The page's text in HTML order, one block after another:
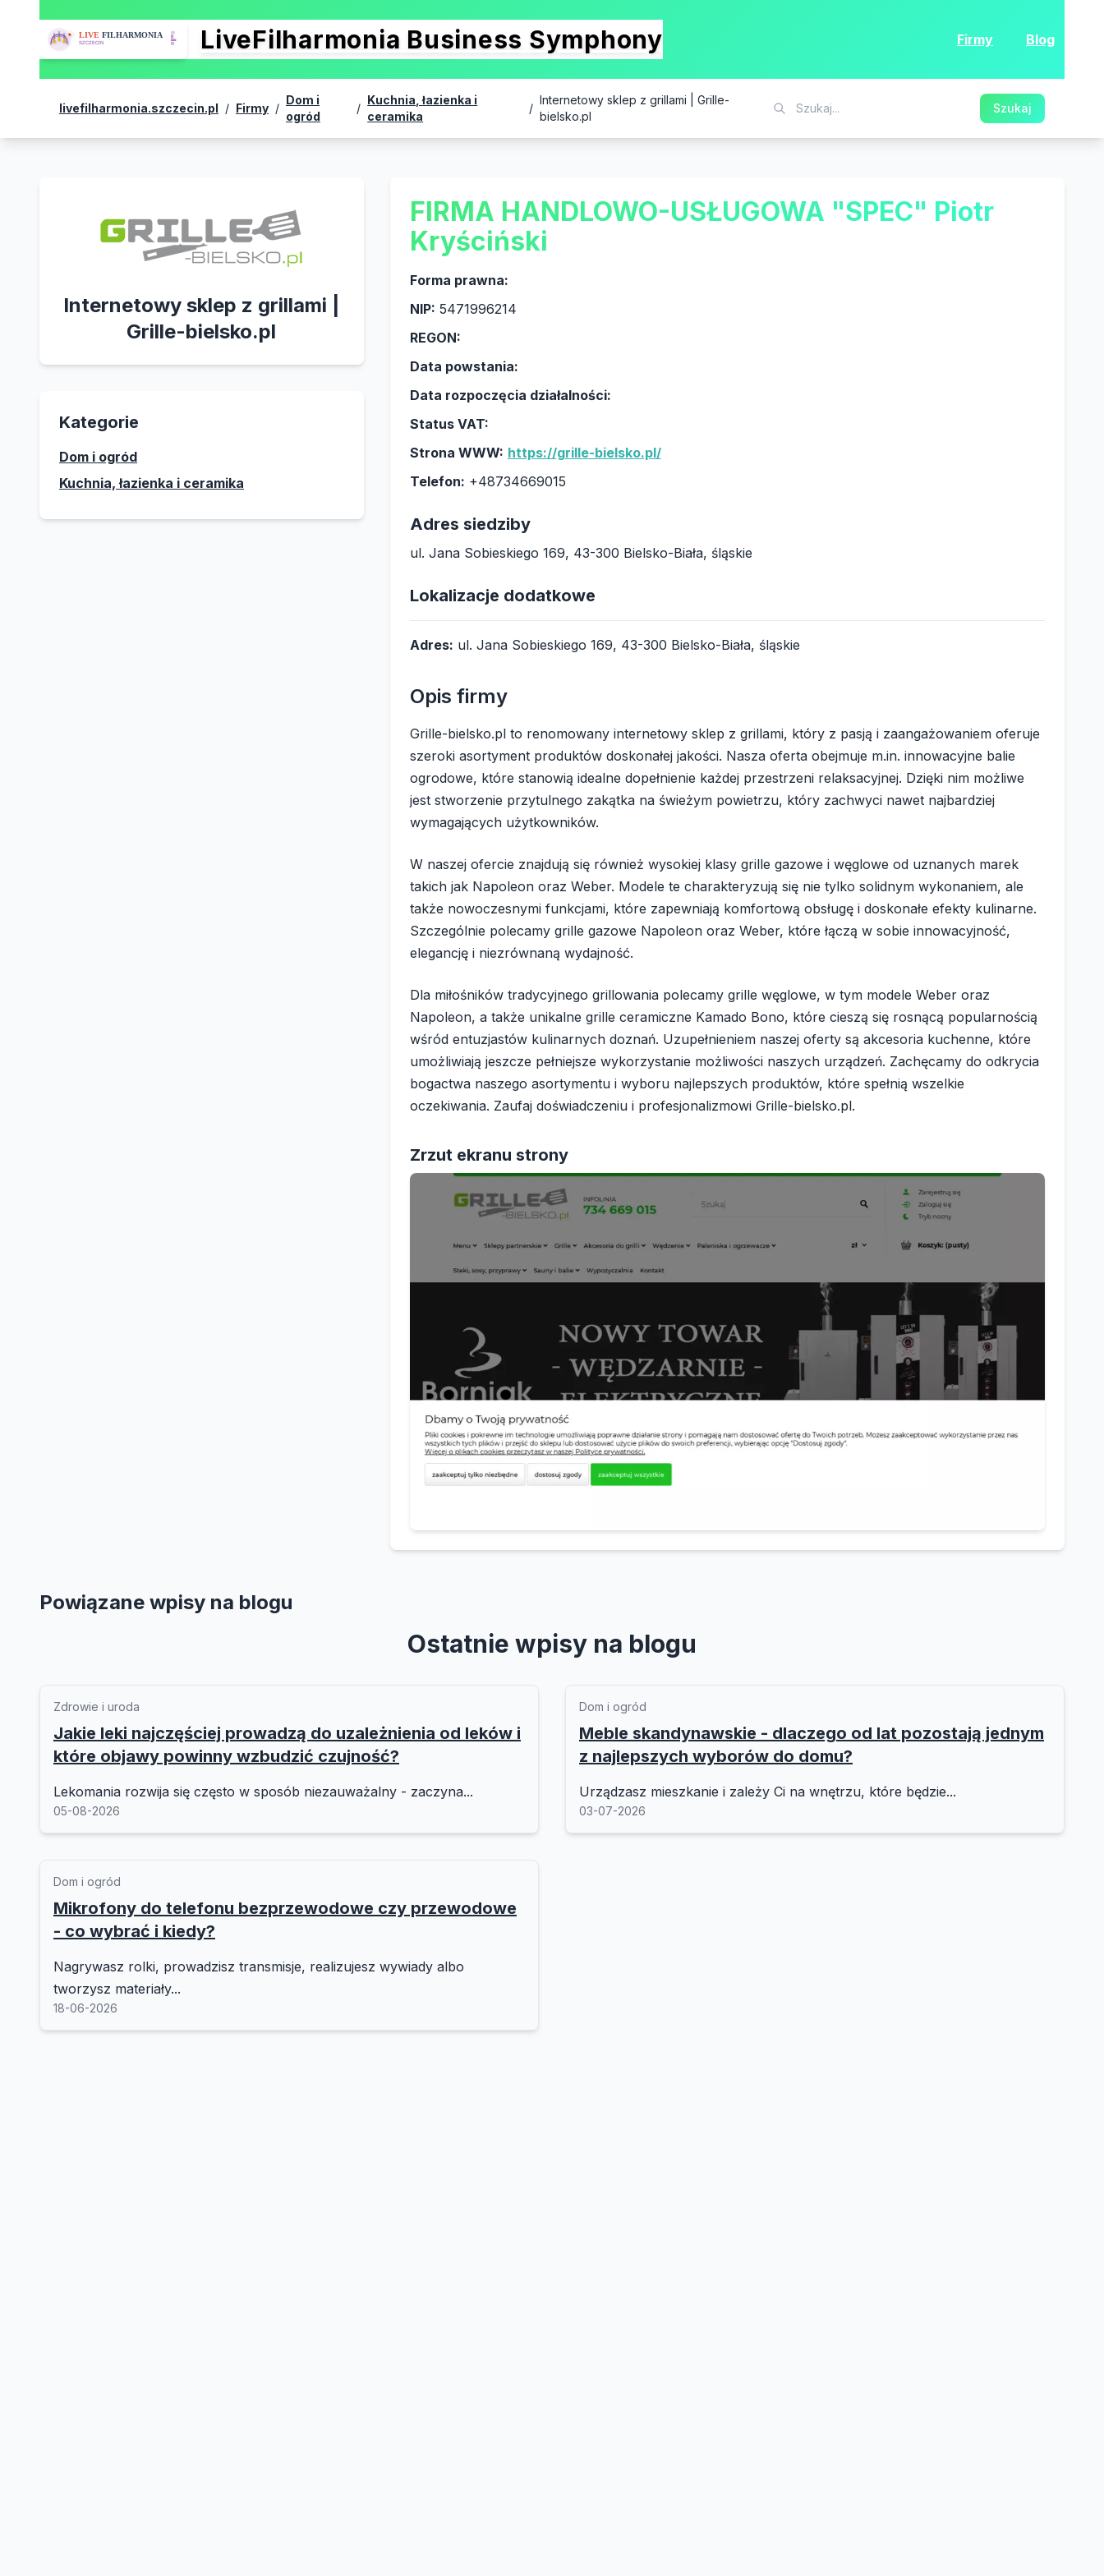
LiveFilharmonia Business Symphony Firmy Blog
livefilharmonia.szczecin.pl / Firmy /
Dom i
ogród
/
Kuchnia, łazienka i
ceramika
/
Internetowy sklep z grillami | Grille-
bielsko.pl
Szukaj
Internetowy sklep z grillami |
Grille-bielsko.pl
Kategorie
Dom i ogród
Kuchnia, łazienka i ceramika
FIRMA HANDLOWO-USŁUGOWA "SPEC" Piotr
Kryściński
Forma prawna:
NIP: 5471996214
REGON:
Data powstania:
Data rozpoczęcia działalności:
Status VAT:
Strona WWW: https://grille-bielsko.pl/
Telefon: +48734669015
Adres siedziby
ul. Jana Sobieskiego 169, 43-300 Bielsko-Biała, śląskie
Lokalizacje dodatkowe
Adres: ul. Jana Sobieskiego 169, 43-300 Bielsko-Biała, śląskie
Opis firmy
Grille-bielsko.pl to renomowany internetowy sklep z grillami, który z pasją i zaangażowaniem oferuje
szeroki asortyment produktów doskonałej jakości. Nasza oferta obejmuje m.in. innowacyjne balie
ogrodowe, które stanowią idealne dopełnienie każdej przestrzeni relaksacyjnej. Dzięki nim możliwe
jest stworzenie przytulnego zakątka na świeżym powietrzu, który zachwyci nawet najbardziej
wymagających użytkowników.
W naszej ofercie znajdują się również wysokiej klasy grille gazowe i węglowe od uznanych marek
takich jak Napoleon oraz Weber. Modele te charakteryzują się nie tylko solidnym wykonaniem, ale
także nowoczesnymi funkcjami, które zapewniają komfortową obsługę i doskonałe efekty kulinarne.
Szczególnie polecamy grille gazowe Napoleon oraz Weber, które łączą w sobie innowacyjność,
elegancję i niezrównaną wydajność.
Dla miłośników tradycyjnego grillowania polecamy grille węglowe, w tym modele Weber oraz
Napoleon, a także unikalne grille ceramiczne Kamado Bono, które cieszą się rosnącą popularnością
wśród entuzjastów kulinarnych doznań. Uzupełnieniem naszej oferty są akcesoria kuchenne, które
umożliwiają jeszcze pełniejsze wykorzystanie możliwości naszych urządzeń. Zachęcamy do odkrycia
bogactwa naszego asortymentu i wyboru najlepszych produktów, które spełnią wszelkie
oczekiwania. Zaufaj doświadczeniu i profesjonalizmowi Grille-bielsko.pl.
Zrzut ekranu strony
Powiązane wpisy na blogu
Ostatnie wpisy na blogu
Zdrowie i uroda
Jakie leki najczęściej prowadzą do uzależnienia od leków i
które objawy powinny wzbudzić czujność?
Lekomania rozwija się często w sposób niezauważalny - zaczyna...
05-08-2026
Dom i ogród
Meble skandynawskie - dlaczego od lat pozostają jednym
z najlepszych wyborów do domu?
Urządzasz mieszkanie i zależy Ci na wnętrzu, które będzie...
03-07-2026
Dom i ogród
Mikrofony do telefonu bezprzewodowe czy przewodowe
- co wybrać i kiedy?
Nagrywasz rolki, prowadzisz transmisje, realizujesz wywiady albo
tworzysz materiały...
18-06-2026